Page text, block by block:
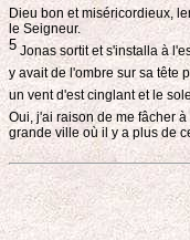
Dieu bon et miséricordieux,
le Seigneur.
5 Jonas sortit et s'installa à
y avait de l'ombre sur sa tête
un vent d'est cinglant et le
Oui, j'ai raison de me fâcher
grande ville où il y a plus de